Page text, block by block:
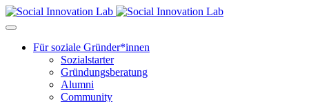
Für soziale Gründer*innen
Sozialstarter
Gründungsberatung
Alumni
Community